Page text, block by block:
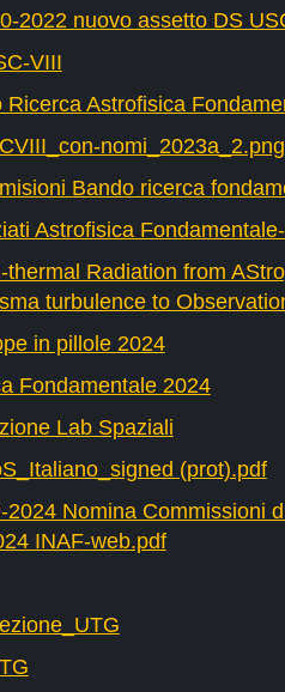
2022 nuovo assetto DS
VIII
Ricerca Astrofisica
nomi_2023a_2.png
Bando ricerca
Astrofisica
thermal Radiation from
turbulence to
in pillole 2024
Fondamentale 2024
Lab Spaziali
(prot).pdf
2024 Nomina Commissioni
INAF-web.pdf